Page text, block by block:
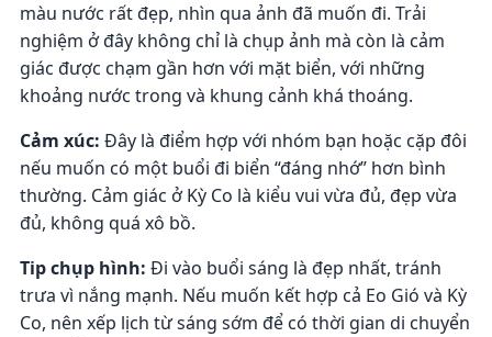
màu nước rất đẹp, nhìn qua ảnh đã muốn đi. Trải
nghiệm ở đây không chỉ là chụp ảnh mà còn là cảm
giác được chạm gần hơn với mặt biển, với những
khoảng nước trong và khung cảnh khá thoáng.
Cảm xúc: Đây là điểm hợp với nhóm bạn hoặc cặp đôi
nếu muốn có một buổi đi biển “đáng nhớ” hơn bình
thường. Cảm giác ở Kỳ Co là kiểu vui vừa đủ, đẹp vừa
đủ, không quá xô bồ.
Tip chụp hình: Đi vào buổi sáng là đẹp nhất, tránh
trưa vì nắng mạnh. Nếu muốn kết hợp cả Eo Gió và Kỳ
Co, nên xếp lịch từ sáng sớm để có thời gian di chuyển